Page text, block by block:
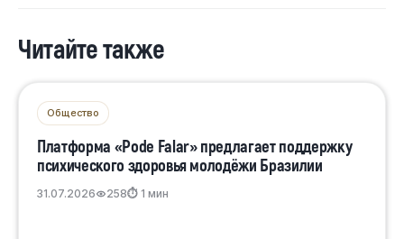
Читайте также
Общество
Платформа «Pode Falar» предлагает поддержку
психического здоровья молодёжи Бразилии
31.07.2026 258⏱ 1 мин